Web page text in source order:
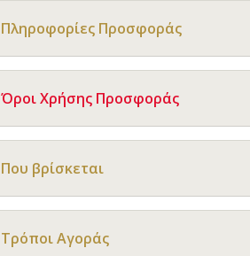
Πληροφορίες Προσφοράς
Όροι Χρήσης Προσφοράς
Που βρίσκεται
Τρόποι Αγοράς